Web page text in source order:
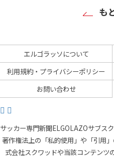
も
エルゴラッソについて
利用規約・プライバシーポリシー
お問い合わせ
サッカー専門新聞ELGOLAZOサブス
著作権法上の「私的使用」や「引用
式会社スクワッドや当該コンテンツ